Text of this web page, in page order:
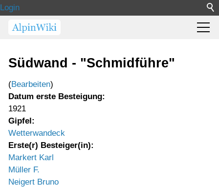
Login
Südwand - "Schmidführe"
(Bearbeiten)
Datum erste Besteigung:
1921
Gipfel:
Wetterwandeck
Erste(r) Besteiger(in):
Markert Karl
Müller F.
Neigert Bruno